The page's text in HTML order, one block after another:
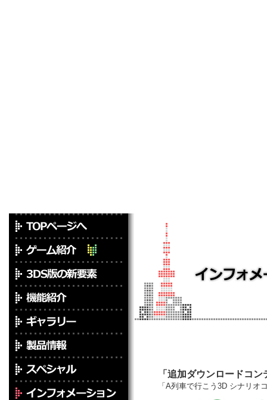
「追加ダウンロードコ
「A列車で行こう3D シナリオ